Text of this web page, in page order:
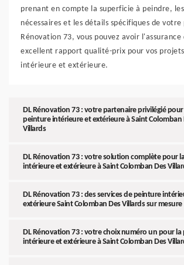
prenant en compte la superficie à peindre,
nécessaires et les détails spécifiques de
Rénovation 73, vous pouvez avoir
excellent rapport qualité-prix pour vos
intérieure et extérieure.
DL Rénovation 73 : votre partenaire privilégié pour
peinture intérieure et extérieure à Saint Colomban
Villards
DL Rénovation 73 : votre solution complète pour
intérieure et extérieure à Saint Colomban Des
DL Rénovation 73 : des services de peinture
extérieure Saint Colomban Des Villards sur mesure
DL Rénovation 73 : votre choix numéro un pour la
intérieure et extérieure à Saint Colomban Des